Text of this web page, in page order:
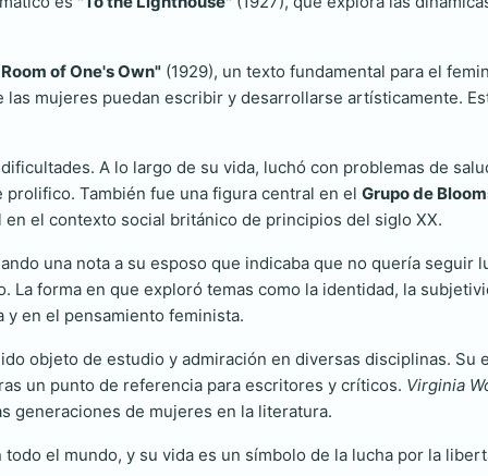
of One's Own" (1929), un texto fundamental para el
mujeres puedan escribir y desarrollarse artísticamente.
A lo largo de su vida, luchó con problemas de
También fue una figura central en el Grupo de
el contexto social británico de principios del siglo XX.
una nota a su esposo que indicaba que no quería
forma en que exploró temas como la identidad, la
en el pensamiento feminista.
objeto de estudio y admiración en diversas disciplinas. Su
un punto de referencia para escritores y críticos. Virginia
generaciones de mujeres en la literatura.
el mundo, y su vida es un símbolo de la lucha por la